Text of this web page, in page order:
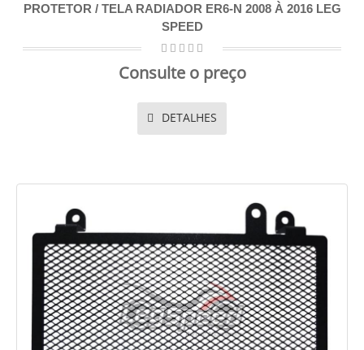
PROTETOR / TELA RADIADOR ER6-N 2008 À 2016 LEG
SPEED
Consulte o preço
DETALHES